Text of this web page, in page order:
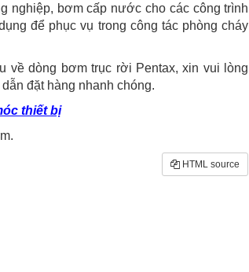
nghiệp, bơm cấp nước cho các công trình
để phục vụ trong công tác phòng cháy
về dòng bơm trục rời Pentax, xin vui lòng
đặt hàng nhanh chóng.
thiết bị
HTML source